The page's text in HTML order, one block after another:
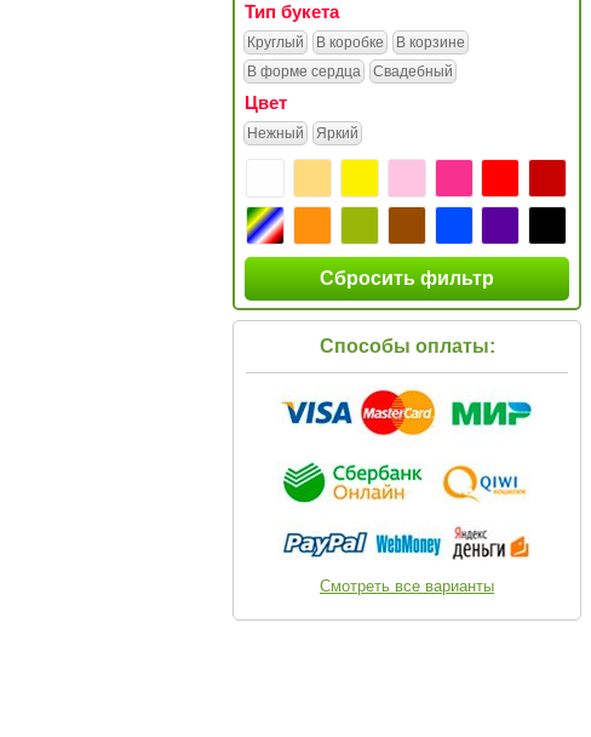
Тип букета
Круглый В коробке
В корзине
В форме сердца
Свадебный
Цвет
Нежный Яркий
Сбросить фильтр
Способы оплаты:
Смотреть все варианты